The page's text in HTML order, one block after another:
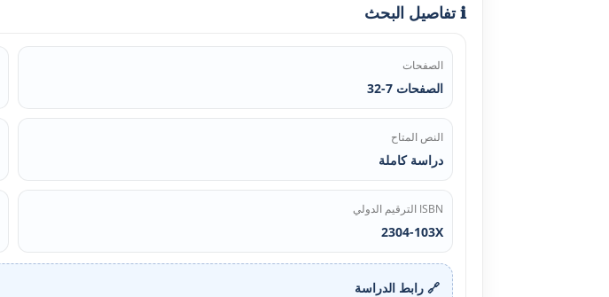
ℹ️ تفاصيل البحث
الصفحات
الصفحات 7-32
النص المتاح
دراسة كاملة
ISBN الترقيم الدولي
2304-103X
🔗 رابط الدراسة